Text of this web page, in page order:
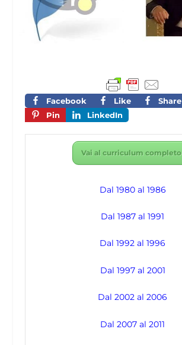
Facebook Like Share
Pin
LinkedIn
Vai al curriculum completo
Dal 1980 al 1986
Dal 1987 al 1991
Dal 1992 al 1996
Dal 1997 al 2001
Dal 2002 al 2006
Dal 2007 al 2011